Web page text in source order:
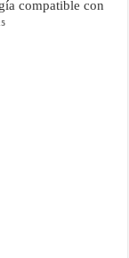
compatible con